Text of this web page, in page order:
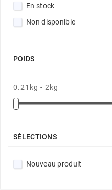
En stock
Non disponible
POIDS
0.21kg - 2kg
SÉLECTIONS
Nouveau produit